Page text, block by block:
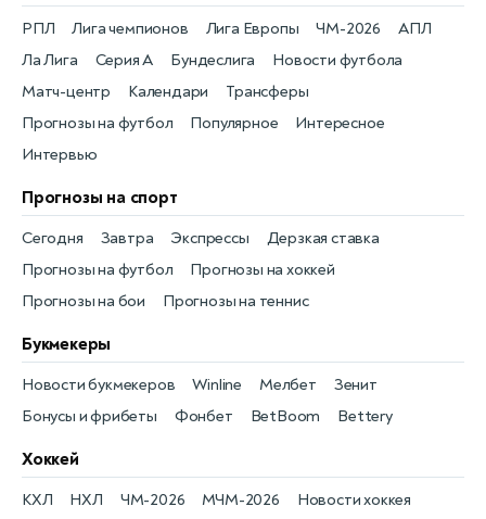
Новости футбола
РПЛ
Матч-центр
Лига чемпионов
Календари
Лига Европы
Трансферы
ЧМ-2026
Прогнозы на футбол
АПЛ
Популярное
Ла Лига
Интересное
Серия А
Интервью
Бундеслига
Прогнозы на спорт
Прогнозы на футбол
Сегодня
Прогнозы на хоккей
Завтра
Прогнозы на бои
Экспрессы
Прогнозы на теннис
Дерзкая ставка
Букмекеры
Бонусы и фрибеты
Новости букмекеров
Фонбет
Winline
BetBoom
Мелбет
Bettery
Зенит
Хоккей
Новости хоккея
КХЛ
НХЛ
ЧМ-2026
МЧМ-2026